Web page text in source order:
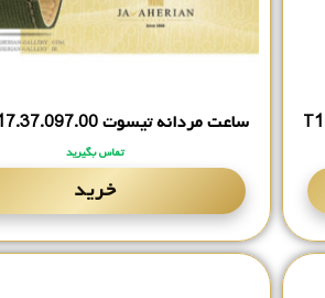
ساعت مردانه تیسوت T116.‎617.‎37.‎097.‎00
تماس بگیرید
خرید